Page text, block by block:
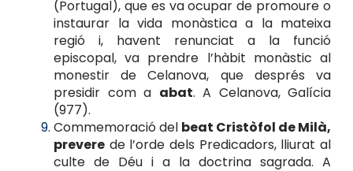
(Portugal), que es va ocupar de promoure o
instaurar la vida monàstica a la mateixa
regió i, havent renunciat a la funció
episcopal, va prendre l’hàbit monàstic al
monestir de Celanova, que després va
presidir com a abat. A Celanova, Galícia
(977).
Commemoració del beat Cristòfol de Milà,
prevere de l’orde dels Predicadors, lliurat al
culte de Déu i a la doctrina sagrada. A